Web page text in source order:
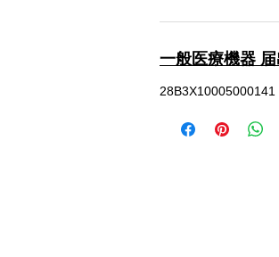
一般医療機器
28B3X10005000141